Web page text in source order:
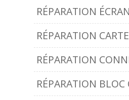
RÉPARATION ÉCRAN
RÉPARATION
RÉPARATION
RÉPARATION